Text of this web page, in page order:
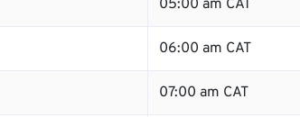
05:00 am CAT
06:00 am CAT
07:00 am CAT